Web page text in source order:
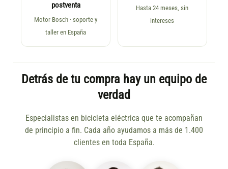
postventa
Motor Bosch · soporte y
taller en España
Hasta 24 meses, sin
intereses
Detrás de tu compra hay un equipo de
verdad
Especialistas en bicicleta eléctrica que te acompañan
de principio a fin. Cada año ayudamos a más de 1.400
clientes en toda España.